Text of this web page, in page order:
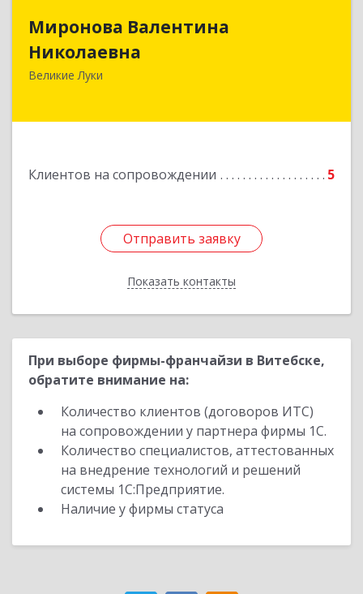
Миронова Валентина
Николаевна
Великие Луки
Клиентов на сопровождении 5
Отправить заявку
Показать контакты
Николаевна
Отправить заявку
Назад
При выборе фирмы-франчайзи в Витебске,
обратите внимание на:
Количество клиентов (договоров ИТС)
на сопровождении у партнера фирмы 1С.
Количество специалистов, аттестованных
на внедрение технологий и решений
системы 1С:Предприятие.
Наличие у фирмы статуса